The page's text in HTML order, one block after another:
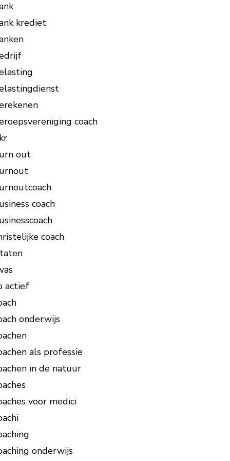
krediet
coach
out
coach
coach
actief
onderwijs
als professie
in de natuur
voor medici
onderwijs